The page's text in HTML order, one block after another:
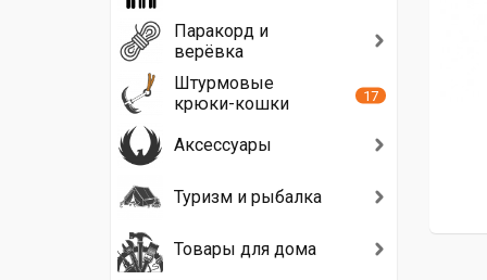
Паракорд и
верёвка
Штурмовые
крюки-кошки
17
Аксессуары
Туризм и рыбалка
Товары для дома